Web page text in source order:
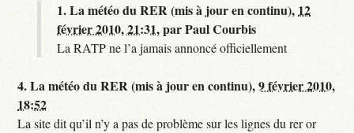
1.La météo du RER (mis à jour en continu), 12
février 2010, 21:31,parPaul Courbis
La RATP ne l’a jamais annoncé officiellement
4.La météo du RER (mis à jour en continu),9 février 2010,
18:52
La site dit qu’il n’y a pas de problème sur les lignes du rer or